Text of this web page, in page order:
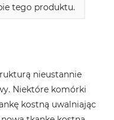
tego produktu.
nieustannie
Niektóre komórki
kostną uwalniając